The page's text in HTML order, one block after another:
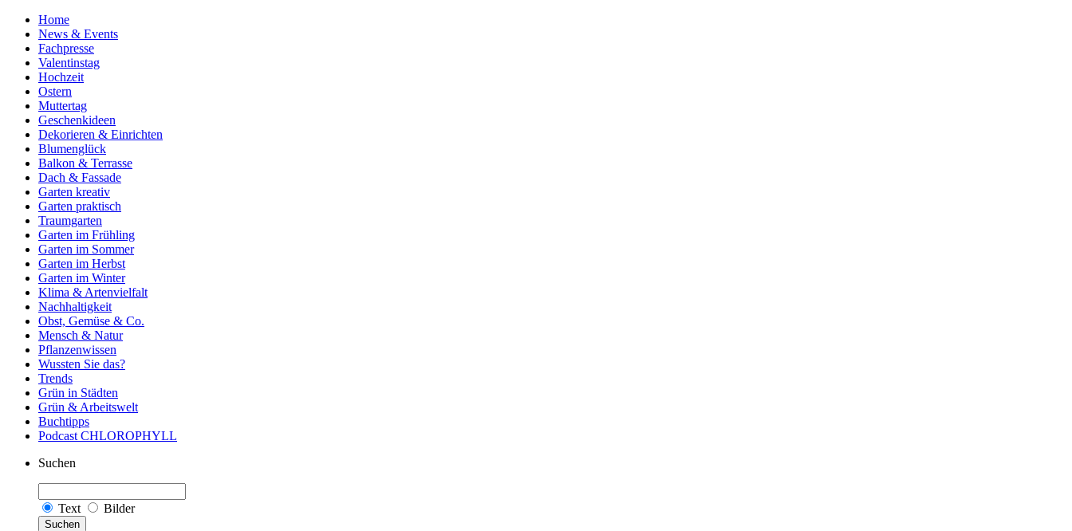
Home
News & Events
Fachpresse
Valentinstag
Hochzeit
Ostern
Muttertag
Geschenkideen
Dekorieren & Einrichten
Blumenglück
Balkon & Terrasse
Dach & Fassade
Garten kreativ
Garten praktisch
Traumgarten
Garten im Frühling
Garten im Sommer
Garten im Herbst
Garten im Winter
Klima & Artenvielfalt
Nachhaltigkeit
Obst, Gemüse & Co.
Mensch & Natur
Pflanzenwissen
Wussten Sie das?
Trends
Grün in Städten
Grün & Arbeitswelt
Buchtipps
Podcast CHLOROPHYLL
Suchen
Text Bilder
Suchen